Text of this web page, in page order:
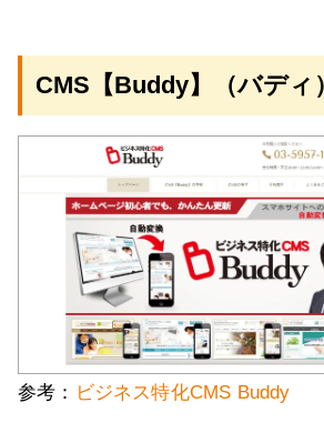
CMS【Buddy】（バディ
参考： ビジネス特化CMS Buddy